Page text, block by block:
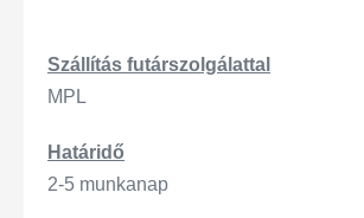
Szállítás futárszo lgálattal
MPL
Határidő
2-5 munkanap